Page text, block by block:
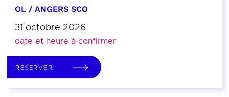
OL / ANGERS SCO
31 octobre 2026
date et heure à confirmer
RÉSERVER